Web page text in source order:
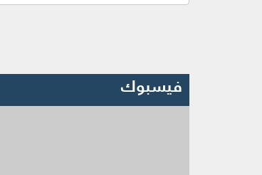
فيسبوك